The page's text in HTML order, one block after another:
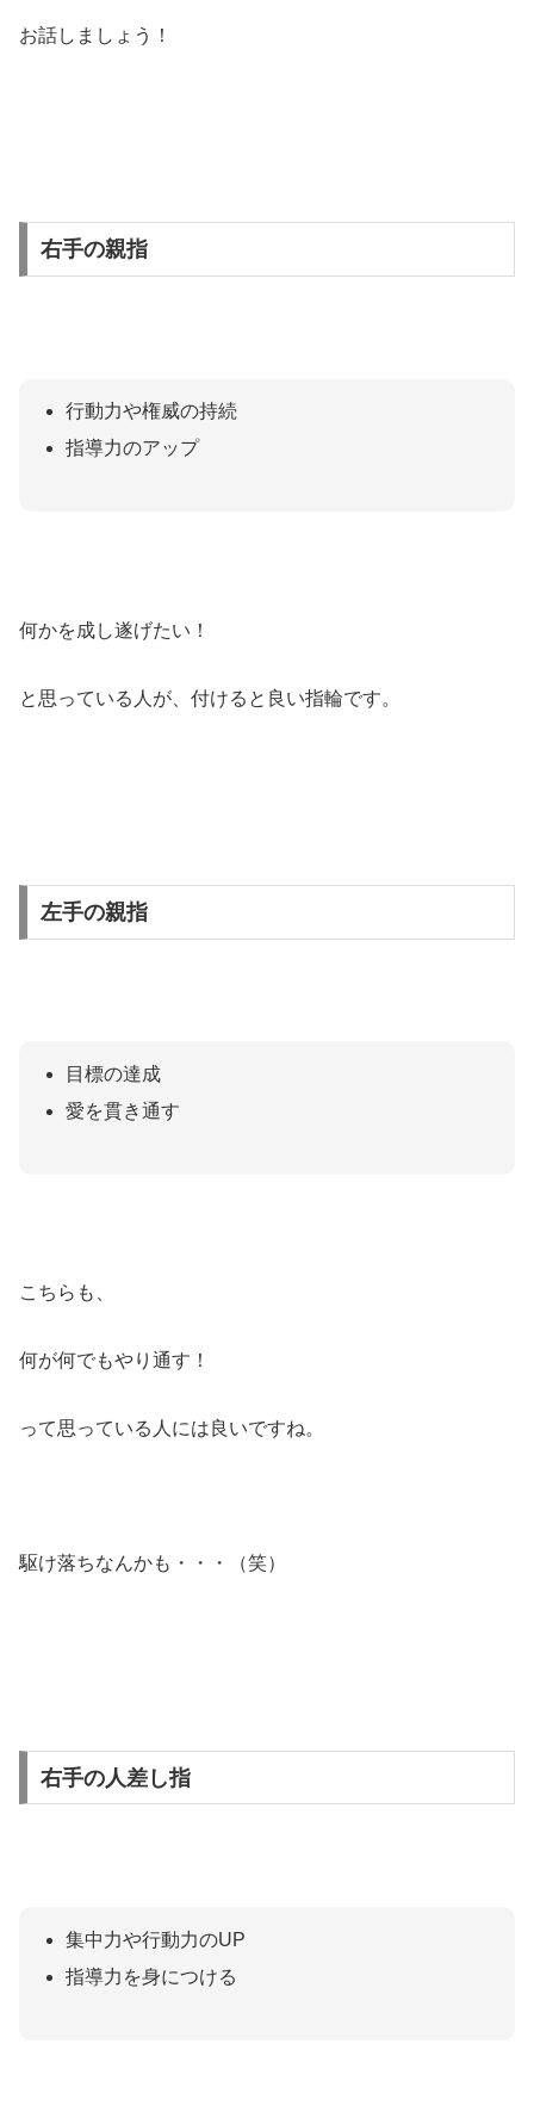
お話しましょう！
右手の親指
行動力や権威の持続
指導力のアップ
何かを成し遂げたい！
と思っている人が、付けると良い指輪です。
左手の親指
目標の達成
愛を貫き通す
こちらも、
何が何でもやり通す！
って思っている人には良いですね。
駆け落ちなんかも・・・（笑）
右手の人差し指
集中力や行動力のUP
指導力を身につける